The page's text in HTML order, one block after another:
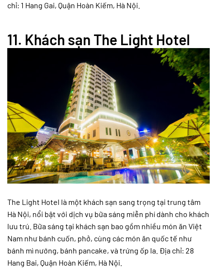
chỉ: 1 Hang Gai, Quận Hoàn Kiếm, Hà Nội.
11. Khách sạn The Light Hotel
The Light Hotel là một khách sạn sang trọng tại trung tâm
Hà Nội, nổi bật với dịch vụ bữa sáng miễn phí dành cho khách
lưu trú. Bữa sáng tại khách sạn bao gồm nhiều món ăn Việt
Nam như bánh cuốn, phở, cùng các món ăn quốc tế như
bánh mì nướng, bánh pancake, và trứng ốp la. Địa chỉ: 28
Hang Bai, Quận Hoàn Kiếm, Hà Nội.